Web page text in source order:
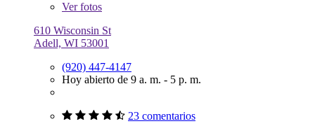
Verfotos
610 Wisconsin St
Adell, WI 53001
(920) 447-4147
Hoy abierto de 9 a. m. - 5 p. m.
23 comentarios